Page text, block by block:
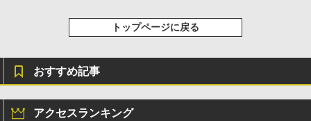
トップページに戻る
おすすめ記事
アクセスランキング